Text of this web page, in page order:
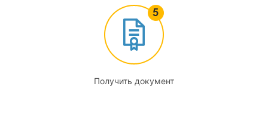
Основные процессы работы испытательной лаборатории.
Работа с заказчиками (заявителями)
Получить документ